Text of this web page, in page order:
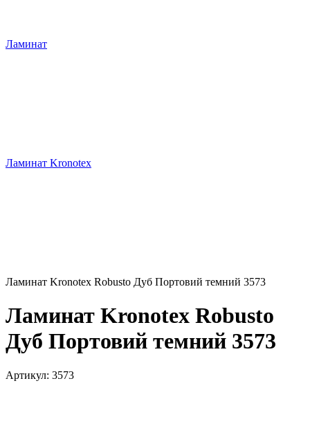
Ламинат
Ламинат Kronotex
Ламинат Kronotex Robusto Дуб Портовий темний 3573
Ламинат Kronotex Robusto
Дуб Портовий темний 3573
Артикул: 3573